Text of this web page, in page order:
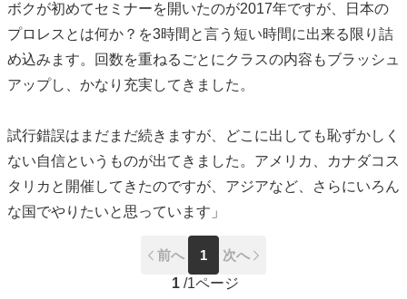
ボクが初めてセミナーを開いたのが2017年ですが、日本の
プロレスとは何か？を3時間と言う短い時間に出来る限り詰
め込みます。回数を重ねるごとにクラスの内容もブラッシュ
アップし、かなり充実してきました。
試行錯誤はまだまだ続きますが、どこに出しても恥ずかしく
ない自信というものが出てきました。アメリカ、カナダコス
タリカと開催してきたのですが、アジアなど、さらにいろん
な国でやりたいと思っています」
前へ 1
次へ
1 /1ページ